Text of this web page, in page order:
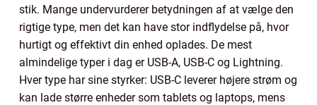
stik. Mange undervurderer betydningen af at vælge den
rigtige type, men det kan have stor indflydelse på, hvor
hurtigt og effektivt din enhed oplades. De mest
almindelige typer i dag er USB-A, USB-C og Lightning.
Hver type har sine styrker: USB-C leverer højere strøm og
kan lade større enheder som tablets og laptops, mens